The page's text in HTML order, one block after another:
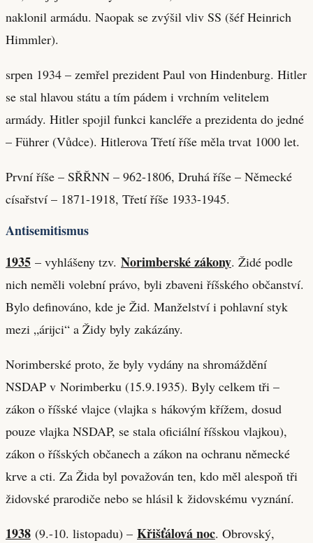
naklonil armádu. Naopak se zvýšil vliv SS (šéf Heinrich
Himmler).
srpen 1934 – zemřel prezident Paul von Hindenburg. Hitler
se stal hlavou státu a tím pádem i vrchním velitelem
armády. Hitler spojil funkci kancléře a prezidenta do jedné
– Führer (Vůdce). Hitlerova Třetí říše měla trvat 1000 let.
První říše – SŘŘNN – 962-1806, Druhá říše – Německé
císařství – 1871-1918, Třetí říše 1933-1945.
Antisemitismus
1935 – vyhlášeny tzv. Norimberské zákony. Židé podle
nich neměli volební právo, byli zbaveni říšského občanství.
Bylo definováno, kde je Žid. Manželství i pohlavní styk
mezi „árijci“ a Židy byly zakázány.
Norimberské proto, že byly vydány na shromáždění
NSDAP v Norimberku (15.9.1935). Byly celkem tři –
zákon o říšské vlajce (vlajka s hákovým křížem, dosud
pouze vlajka NSDAP, se stala oficiální říšskou vlajkou),
zákon o říšských občanech a zákon na ochranu německé
krve a cti. Za Žida byl považován ten, kdo měl alespoň tři
židovské prarodiče nebo se hlásil k židovskému vyznání.
1938 (9.-10. listopadu) – Křišťálová noc. Obrovský,